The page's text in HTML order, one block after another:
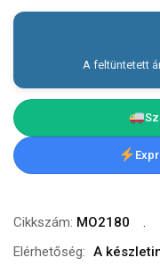
A feltüntetett
Cikkszám: MO2180
Elérhetőség: A